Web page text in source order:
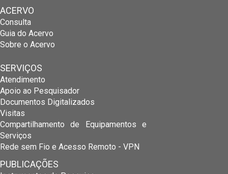
ACERVO
Consulta
Guia do Acervo
Sobre o Acervo
SERVIÇOS
Atendimento
Apoio ao Pesquisador
Documentos Digitalizados
Visitas
Compartilhamento de Equipamentos e
Serviços
Rede sem Fio e Acesso Remoto - VPN
PUBLICAÇÕES